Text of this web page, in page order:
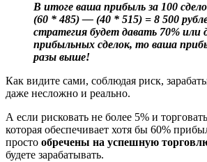
В итоге ваша прибыль за 100
(60 * 485) — (40 * 515) = 8 500
стратегия будет давать 70% или
прибыльных сделок, то ваша
разы выше!
Как видите сами, соблюдая риск,
даже несложно и реально.
А если рисковать не более 5% и
которая обеспечивает хотя бы 60%
просто обречены на успешную
будете зарабатывать.